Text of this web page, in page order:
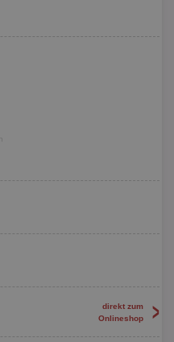
direkt zum
Onlineshop
>